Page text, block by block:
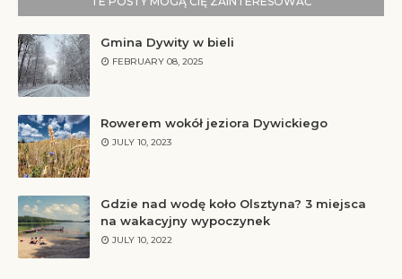
Gmina Dywity w bieli
FEBRUARY 08, 2025
Rowerem wokół jeziora Dywickiego
JULY 10, 2023
Gdzie nad wodę koło Olsztyna? 3 miejsca
na wakacyjny wypoczynek
JULY 10, 2022